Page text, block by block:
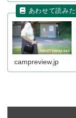
campreview.jp